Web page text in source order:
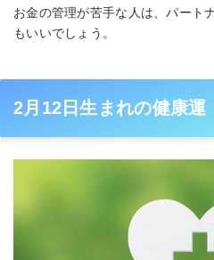
お金の管理が苦手な人は、パート
もいいでしょう。
2月12日生まれの健康運